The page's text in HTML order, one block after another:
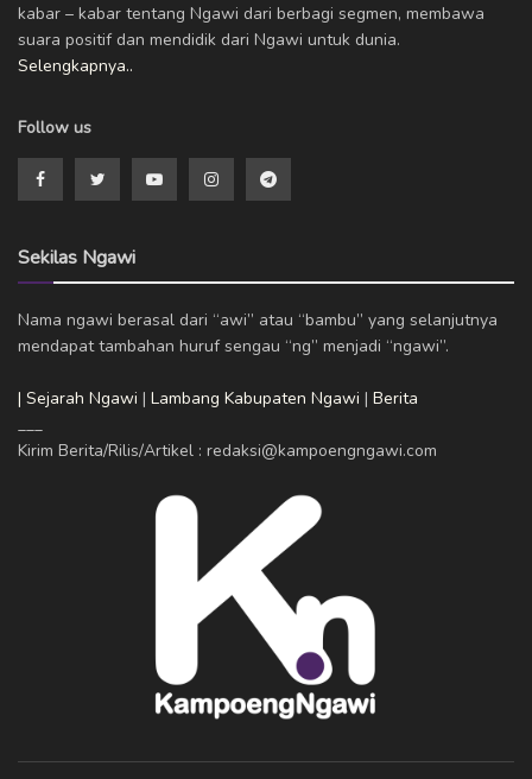
kabar – kabar tentang Ngawi dari berbagi segmen, membawa
suara positif dan mendidik dari Ngawi untuk dunia.
Selengkapnya..
Follow us
Sekilas Ngawi
Nama ngawi berasal dari “awi” atau “bambu” yang selanjutnya
mendapat tambahan huruf sengau “ng” menjadi “ngawi”.
| Sejarah Ngawi | Lambang Kabupaten Ngawi | Berita
Kirim Berita/Rilis/Artikel : redaksi@kampoengngawi.com